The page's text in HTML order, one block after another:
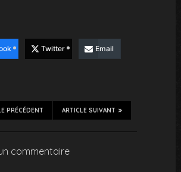
Twitter Email
ARTICLE SUIVANT
PRÉCÉDENT
commentaire